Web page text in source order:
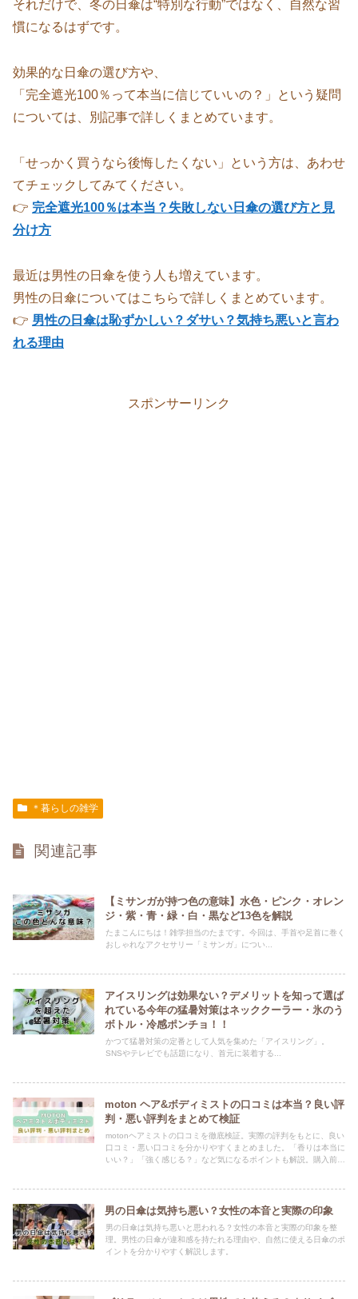
それだけで、冬の日傘は“特別な行動”ではなく、自然な習
慣になるはずです。
効果的な日傘の選び方や、
「完全遮光100％って本当に信じていいの？」という疑問
については、別記事で詳しくまとめています。
「せっかく買うなら後悔したくない」という方は、あわせ
てチェックしてみてください。
👉 完全遮光100％は本当？失敗しない日傘の選び方と見
分け方
最近は男性の日傘を使う人も増えています。
男性の日傘についてはこちらで詳しくまとめています。
👉 男性の日傘は恥ずかしい？ダサい？気持ち悪いと言わ
れる理由
スポンサーリンク
＊暮らしの雑学
関連記事
【ミサンガが持つ色の意味】水色・ピンク・オレン
ジ・紫・青・緑・白・黒など13色を解説
たまこんにちは！雑学担当のたまです。今回は、手首や足首に巻く
おしゃれなアクセサリー「ミサンガ」につい...
アイスリングは効果ない？デメリットを知って選ば
れている今年の猛暑対策はネッククーラー・氷のう
ボトル・冷感ポンチョ！！
かつて猛暑対策の定番として人気を集めた「アイスリング」。
SNSやテレビでも話題になり、首元に装着する...
moton ヘア&ボディミストの口コミは本当？良い評
判・悪い評判をまとめて検証
motonヘアミストの口コミを徹底検証。実際の評判をもとに、良い
口コミ・悪い口コミを分かりやすくまとめました。「香りは本当に
いい？」「強く感じる？」など気になるポイントも解説。購入前に
男の日傘は気持ち悪い？女性の本音と実際の印象
男の日傘は気持ち悪いと思われる？女性の本音と実際の印象を整
理。男性の日傘が違和感を持たれる理由や、自然に使える日傘のポ
イントを分かりやすく解説します。